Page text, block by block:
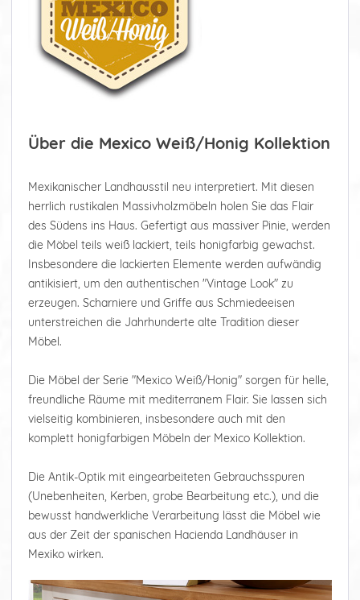
Über die Mexico Weiß/Honig Kollektion
Mexikanischer Landhausstil neu interpretiert. Mit diesen
herrlich rustikalen Massivholzmöbeln holen Sie das Flair
des Südens ins Haus. Gefertigt aus massiver Pinie, werden
die Möbel teils weiß lackiert, teils honigfarbig gewachst.
Insbesondere die lackierten Elemente werden aufwändig
antikisiert, um den authentischen "Vintage Look" zu
erzeugen. Scharniere und Griffe aus Schmiedeeisen
unterstreichen die Jahrhunderte alte Tradition dieser
Möbel.
Die Möbel der Serie "Mexico Weiß/Honig" sorgen für helle,
freundliche Räume mit mediterranem Flair. Sie lassen sich
vielseitig kombinieren, insbesondere auch mit den
komplett honigfarbigen Möbeln der Mexico Kollektion.
Die Antik-Optik mit eingearbeiteten Gebrauchsspuren
(Unebenheiten, Kerben, grobe Bearbeitung etc.), und die
bewusst handwerkliche Verarbeitung lässt die Möbel wie
aus der Zeit der spanischen Hacienda Landhäuser in
Mexiko wirken.